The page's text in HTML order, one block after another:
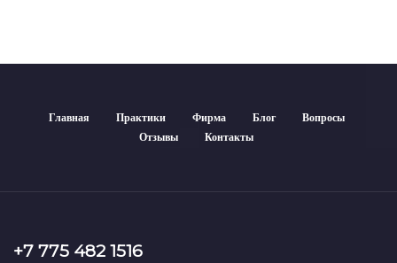
Главная Практики Фирма Блог
Вопросы
Отзывы
Контакты
+7 775 482 1516